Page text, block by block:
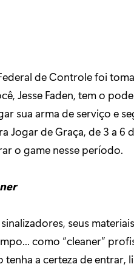
de Controle foi
Jesse Faden, tem o
sua arma de serviço e
Jogar de Graça, de 3 a
o game nesse período.
sinalizadores, seus
como “cleaner”
tenha a certeza de